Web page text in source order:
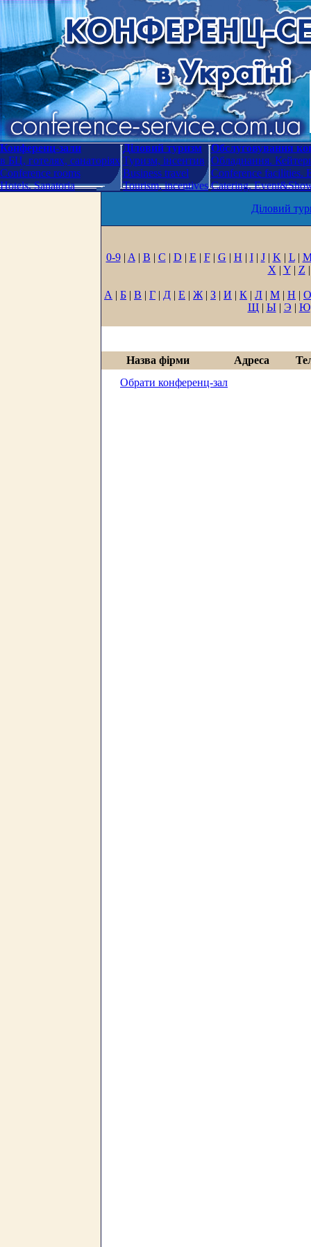
Конференц-зали
в БЦ, готелях, санаторіях
Conference rooms
Hotels. Sanatoria
Діловий туризм
Туризм, інсентив
Business travel
Tourism, incentives
Обслуговування
Обладнання.
Conference facilities.
Catering.
Діловий
0-9| A | B | C | D | E | F| G | H | I| J| K | L|
X | Y| Z |
А | Б | В | Г | Д | Е | Ж | З | И | К | Л | М | Н | О
Щ| Ы| Э | Ю
Назва фірми Адреса
Обрати конференц-зал